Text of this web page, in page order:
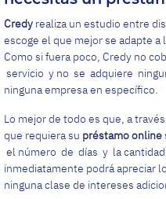
Credy realiza un estudio entre
escoge el que mejor se adapte a
Como si fuera poco, Credy no
servicio y no se adquiere
ninguna empresa en específico.
Lo mejor de todo es que, a
que requiera su préstamo online
el número de días y la
inmediatamente podrá apreciar
ninguna clase de intereses